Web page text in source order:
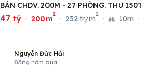
BÁN CHDV. 200M - 27 PHÒNG. THU
47 tỷ · 200m
2
· 232 tr/m
2
· 10m ·
Nguyễn Đức Hải
Đăng hôm qua